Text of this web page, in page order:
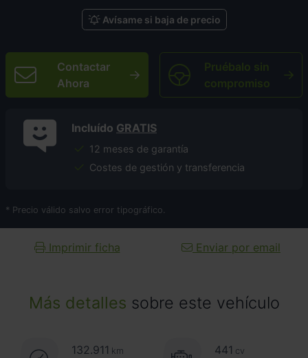
Más detalles sobre este vehículo
132.911 km
441 cv
Avísame si baja de precio
Contactar
Ahora
Pruébalo sin
compromiso
Incluído GRATIS
12 meses de garantía
Costes de gestión y transferencia
* Precio válido salvo error tipográfico.
Imprimir ficha Enviar por email